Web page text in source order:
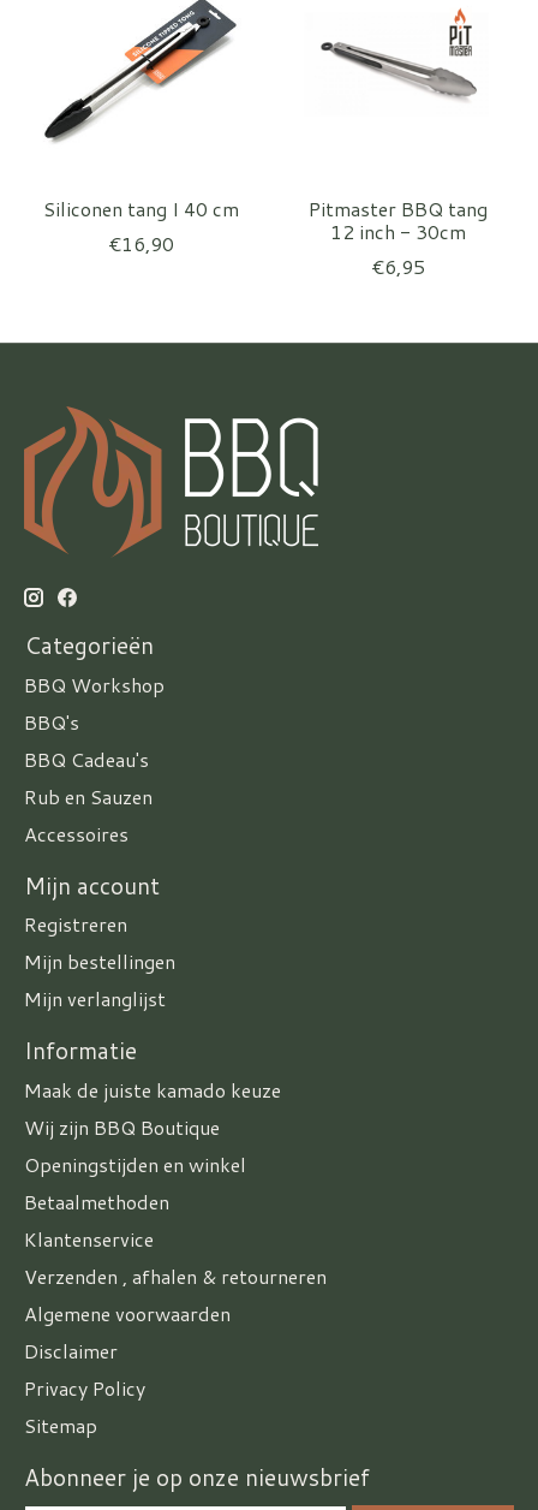
Siliconen tang I 40 cm
€16,90
Pitmaster BBQ tang
12 inch - 30cm
€6,95
Categorieën
BBQ Workshop
BBQ's
BBQ Cadeau's
Rub en Sauzen
Accessoires
Mijn account
Registreren
Mijn bestellingen
Mijn verlanglijst
Informatie
Maak de juiste kamado keuze
Wij zijn BBQ Boutique
Openingstijden en winkel
Betaalmethoden
Klantenservice
Verzenden , afhalen & retourneren
Algemene voorwaarden
Disclaimer
Privacy Policy
Sitemap
Abonneer je op onze nieuwsbrief